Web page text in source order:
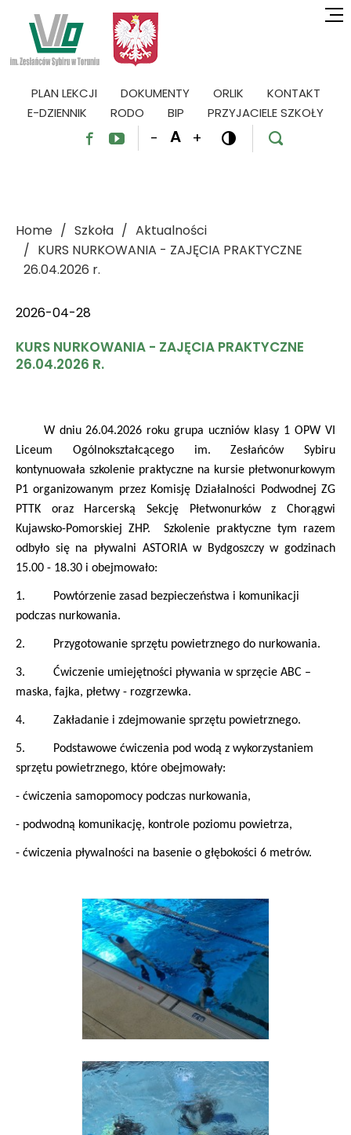
PLAN LEKCJI DOKUMENTY ORLIK
KONTAKT
E-DZIENNIK
RODO BIP PRZYJACIELE SZKOŁY
  - A +  
Home Szkoła
Aktualności
KURS NURKOWANIA - ZAJĘCIA PRAKTYCZNE
26.04.2026 r.
2026-04-28
KURS NURKOWANIA - ZAJĘCIA PRAKTYCZNE
26.04.2026 R.
W dniu 26.04.2026 roku grupa uczniów klasy 1 OPW VI
Liceum Ogólnokształcącego im. Zesłańców Sybiru
kontynuowała szkolenie praktyczne na kursie płetwonurkowym
P1 organizowanym przez Komisję Działalności Podwodnej ZG
PTTK oraz Harcerską Sekcję Płetwonurków z Chorągwi
Kujawsko-Pomorskiej ZHP. Szkolenie praktyczne tym razem
odbyło się na pływalni ASTORIA w Bydgoszczy w godzinach
15.00 - 18.30 i obejmowało:
1. Powtórzenie zasad bezpieczeństwa i komunikacji
podczas nurkowania.
2. Przygotowanie sprzętu powietrznego do nurkowania.
3. Ćwiczenie umiejętności pływania w sprzęcie ABC –
maska, fajka, płetwy - rozgrzewka.
4. Zakładanie i zdejmowanie sprzętu powietrznego.
5. Podstawowe ćwiczenia pod wodą z wykorzystaniem
sprzętu powietrznego, które obejmowały:
- ćwiczenia samopomocy podczas nurkowania,
- podwodną komunikację, kontrole poziomu powietrza,
- ćwiczenia pływalności na basenie o głębokości 6 metrów.